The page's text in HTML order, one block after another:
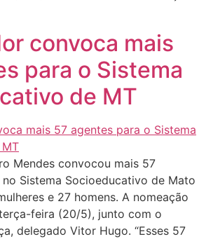
convoca mais
para o Sistema
de MT
Mendes convocou mais 57
Sistema Socioeducativo de Mato
e 27 homens. A nomeação
feira (20/5), junto com o
delegado Vitor Hugo. “Esses 57